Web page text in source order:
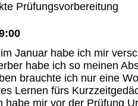
Prüfungsvorbereitung
Januar habe ich mir
habe ich so meinen
brauchte ich nur eine
Lernen fürs
habe mir vor der Prüfung